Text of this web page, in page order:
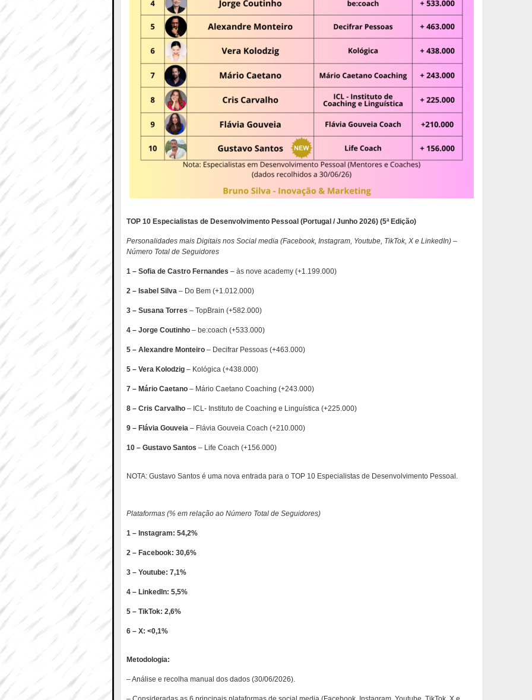
TOP 10 Especialistas de Desenvolvimento Pessoal (Portugal / Junho 2026) (5ª Edição)
Personalidades mais Digitais nos Social media (Facebook, Instagram, Youtube, TikTok, X e LinkedIn) –
Número Total de Seguidores
1 – Sofia de Castro Fernandes – às nove academy (+1.199.000)
2 – Isabel Silva – Do Bem (+1.012.000)
3 – Susana Torres – TopBrain (+582.000)
4 – Jorge Coutinho – be:coach (+533.000)
5 – Alexandre Monteiro – Decifrar Pessoas (+463.000)
5 – Vera Kolodzig – Kológica (+438.000)
7 – Mário Caetano – Mário Caetano Coaching (+243.000)
8 – Cris Carvalho – ICL- Instituto de Coaching e Linguística (+225.000)
9 – Flávia Gouveia – Flávia Gouveia Coach (+210.000)
10 – Gustavo Santos – Life Coach (+156.000)
NOTA: Gustavo Santos é uma nova entrada para o TOP 10 Especialistas de Desenvolvimento Pessoal.
Plataformas (% em relação ao Número Total de Seguidores)
1 – Instagram: 54,2%
2 – Facebook: 30,6%
3 – Youtube: 7,1%
4 – LinkedIn: 5,5%
5 – TikTok: 2,6%
6 – X: <0,1%
Metodologia:
– Análise e recolha manual dos dados (30/06/2026).